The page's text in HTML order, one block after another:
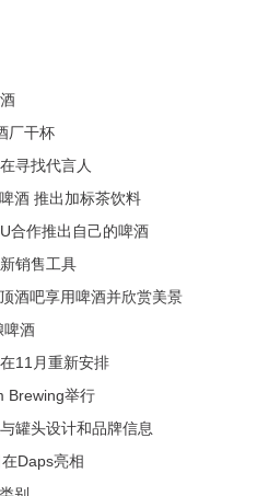
厂干杯
寻找代言人
酒 推出加标茶饮料
合作推出自己的啤酒
销售工具
酒吧享用啤酒并欣赏美景
啤酒
11月重新安排
Brewing举行
罐头设计和品牌信息
Daps亮相